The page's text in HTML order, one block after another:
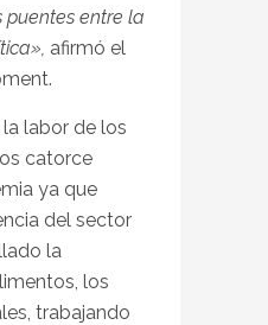
puentes entre la
afirmó el
labor de los
catorce
ya que
del sector
la
los
trabajando